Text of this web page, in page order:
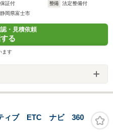
保証付 整備
法定整備付
静岡県富士市
・見積依頼
る
ます
ティブ ETC ナビ 360